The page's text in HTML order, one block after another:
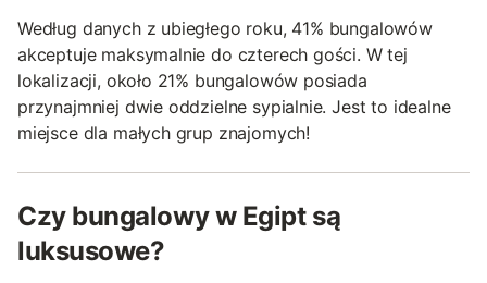
Według danych z ubiegłego roku, 41% bungalowów
akceptuje maksymalnie do czterech gości. W tej
lokalizacji, około 21% bungalowów posiada
przynajmniej dwie oddzielne sypialnie. Jest to idealne
miejsce dla małych grup znajomych!
Czy bungalowy w Egipt są
luksusowe?